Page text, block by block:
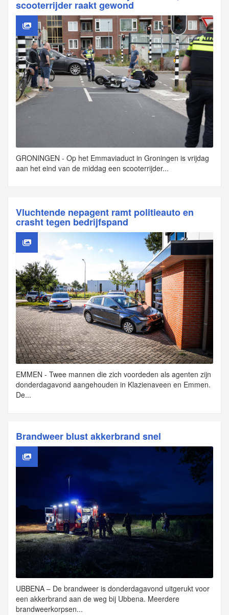
scooterrijder raakt gewond
GRONINGEN - Op het Emmaviaduct in Groningen is vrijdag
aan het eind van de middag een scooterrijder...
Vluchtende nepagent ramt politieauto en
crasht tegen bedrijfspand
EMMEN - Twee mannen die zich voordeden als agenten zijn
donderdagavond aangehouden in Klazienaveen en Emmen.
De...
Brandweer blust akkerbrand snel
UBBENA – De brandweer is donderdagavond uitgerukt voor
een akkerbrand aan de weg bij Ubbena. Meerdere
brandweerkorpsen...